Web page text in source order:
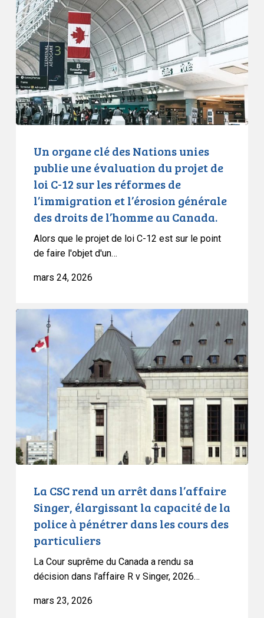
clé
des
Nations
unies
publie
une
évaluation
du
projet
réformes
générale
droits
l’homme
Canada.
Un organe clé des Nations unies
publie une évaluation du projet de
loi C-12 sur les réformes de
l’immigration et l’érosion générale
des droits de l’homme au Canada.
Alors que le projet de loi C-12 est sur le point
de faire l'objet d'un…
mars 24, 2026
La
rend
arrêt
l’affaire
élargissant
la
police
pénétrer
dans
La CSC rend un arrêt dans l’affaire
Singer, élargissant la capacité de la
police à pénétrer dans les cours des
particuliers
La Cour suprême du Canada a rendu sa
décision dans l'affaire R v Singer, 2026…
mars 23, 2026